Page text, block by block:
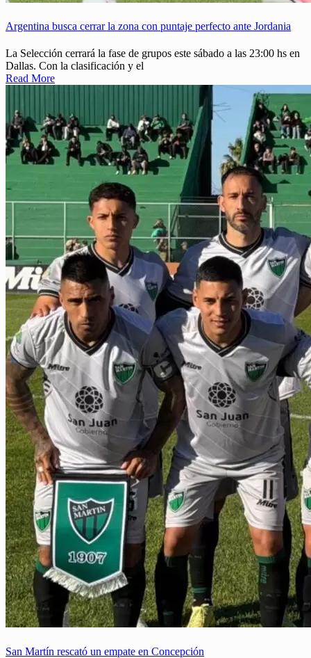
Argentina busca cerrar la zona con puntaje perfecto ante Jordania
La Selección cerrará la fase de grupos este sábado a las 23:00 hs en
Dallas. Con la clasificación y el
Read More
San Martín rescató un empate en Concepción